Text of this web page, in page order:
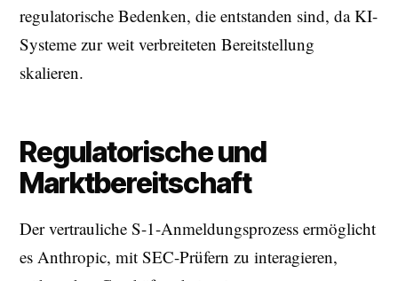
regulatorische Bedenken, die entstanden sind, da KI-
Systeme zur weit verbreiteten Bereitstellung
skalieren.
Regulatorische und
Marktbereitschaft
Der vertrauliche S-1-Anmeldungsprozess ermöglicht
es Anthropic, mit SEC-Prüfern zu interagieren,